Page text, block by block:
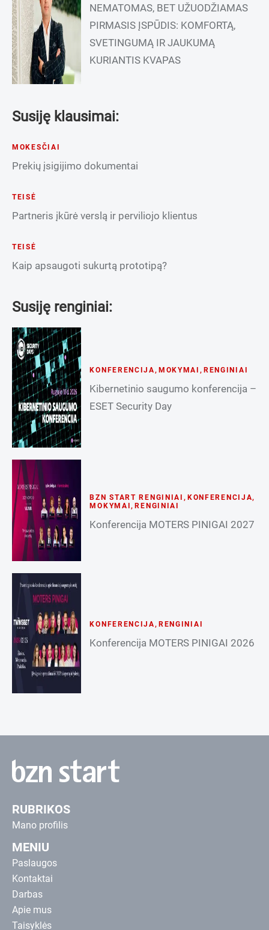
NEMATOMAS, BET UŽUODŽIAMAS
PIRMASIS ĮSPŪDIS: KOMFORTĄ,
SVETINGUMĄ IR JAUKUMĄ
KURIANTIS KVAPAS
Susiję klausimai:
MOKESČIAI
Prekių įsigijimo dokumentai
TEISĖ
Partneris įkūrė verslą ir perviliojo klientus
TEISĖ
Kaip apsaugoti sukurtą prototipą?
Susiję renginiai:
KONFERENCIJA , MOKYMAI , RENGINIAI
Kibernetinio saugumo konferencija –
ESET Security Day
BZN START RENGINIAI , KONFERENCIJA,
MOKYMAI ,RENGINIAI
Konferencija MOTERS PINIGAI 2027
KONFERENCIJA, RENGINIAI
Konferencija MOTERS PINIGAI 2026
RUBRIKOS
Mano profilis
MENIU
Paslaugos
Kontaktai
Darbas
Apie mus
Taisyklės